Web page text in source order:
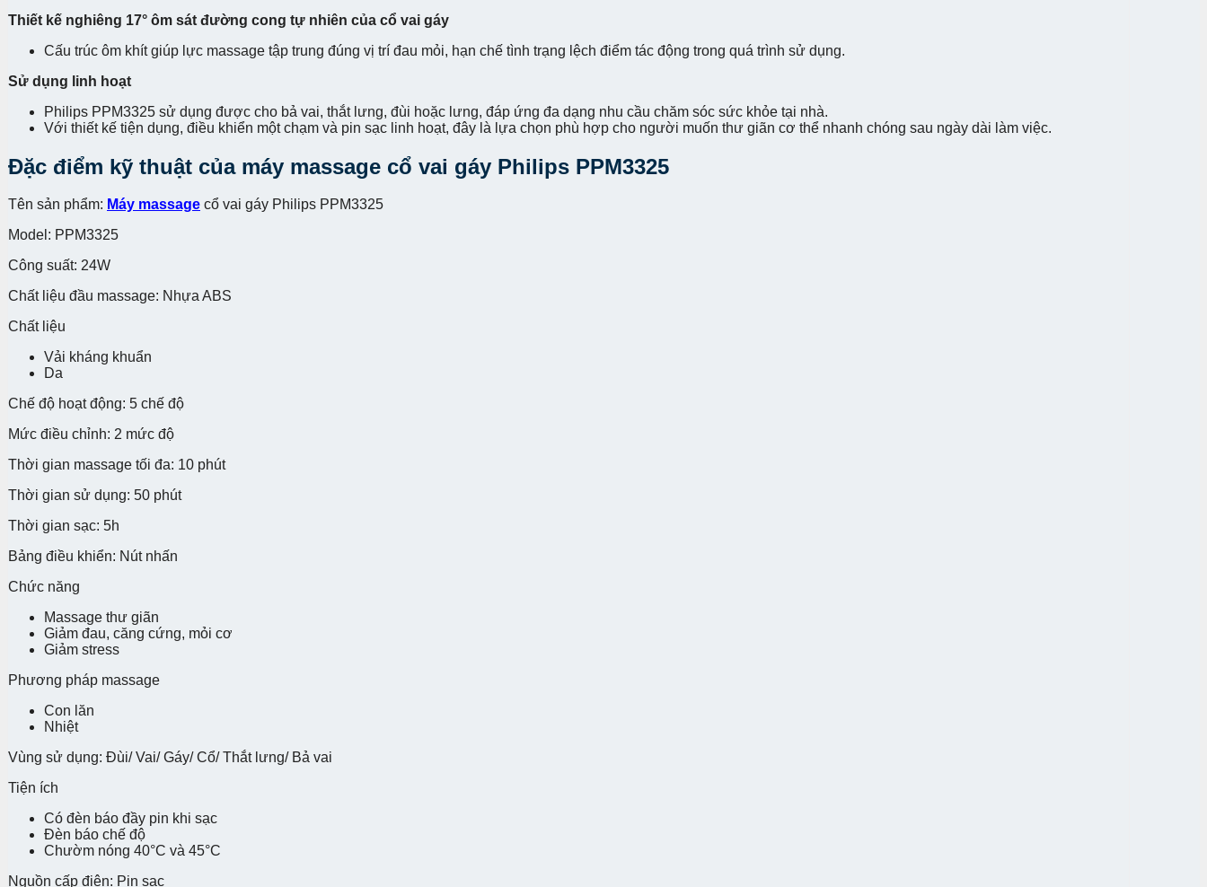
Thiết kế nghiêng 17° ôm sát đường cong tự nhiên của cổ vai gáy
Cấu trúc ôm khít giúp lực massage tập trung đúng vị trí đau mỏi, hạn chế tình trạng lệch điểm tác động trong quá trình sử dụng.
Sử dụng linh hoạt
Philips PPM3325 sử dụng được cho bả vai, thắt lưng, đùi hoặc lưng, đáp ứng đa dạng nhu cầu chăm sóc sức khỏe tại nhà.
Với thiết kế tiện dụng, điều khiển một chạm và pin sạc linh hoạt, đây là lựa chọn phù hợp cho người muốn thư giãn cơ thể nhanh chóng sau ngày dài làm việc.
Đặc điểm kỹ thuật của máy massage cổ vai gáy Philips PPM3325
Tên sản phẩm: Máy massage cổ vai gáy Philips PPM3325
Model: PPM3325
Công suất: 24W
Chất liệu đầu massage: Nhựa ABS
Chất liệu
Vải kháng khuẩn
Da
Chế độ hoạt động: 5 chế độ
Mức điều chỉnh: 2 mức độ
Thời gian massage tối đa: 10 phút
Thời gian sử dụng: 50 phút
Thời gian sạc: 5h
Bảng điều khiển: Nút nhấn
Chức năng
Massage thư giãn
Giảm đau, căng cứng, mỏi cơ
Giảm stress
Phương pháp massage
Con lăn
Nhiệt
Vùng sử dụng: Đùi/ Vai/ Gáy/ Cổ/ Thắt lưng/ Bả vai
Tiện ích
Có đèn báo đầy pin khi sạc
Đèn báo chế độ
Chườm nóng 40°C và 45°C
Nguồn cấp điện: Pin sạc